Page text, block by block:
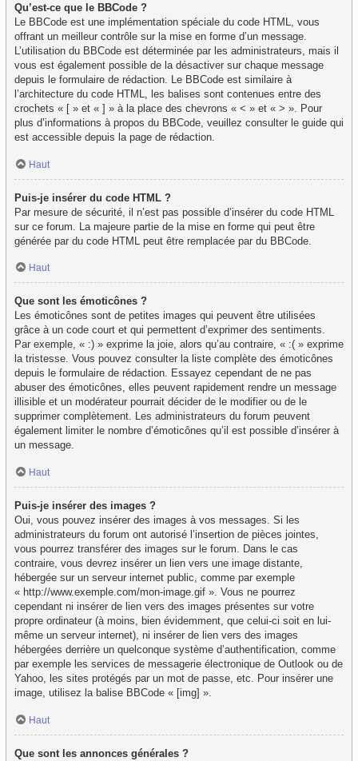
Qu’est-ce que le BBCode ?
Le BBCode est une implémentation spéciale du code HTML, vous
offrant un meilleur contrôle sur la mise en forme d’un message.
L’utilisation du BBCode est déterminée par les administrateurs, mais il
vous est également possible de la désactiver sur chaque message
depuis le formulaire de rédaction. Le BBCode est similaire à
l’architecture du code HTML, les balises sont contenues entre des
crochets « [ » et « ] » à la place des chevrons « < » et « > ». Pour
plus d’informations à propos du BBCode, veuillez consulter le guide qui
est accessible depuis la page de rédaction.
Haut
Puis-je insérer du code HTML ?
Par mesure de sécurité, il n’est pas possible d’insérer du code HTML
sur ce forum. La majeure partie de la mise en forme qui peut être
générée par du code HTML peut être remplacée par du BBCode.
Haut
Que sont les émoticônes ?
Les émoticônes sont de petites images qui peuvent être utilisées
grâce à un code court et qui permettent d’exprimer des sentiments.
Par exemple, « :) » exprime la joie, alors qu’au contraire, « :( » exprime
la tristesse. Vous pouvez consulter la liste complète des émoticônes
depuis le formulaire de rédaction. Essayez cependant de ne pas
abuser des émoticônes, elles peuvent rapidement rendre un message
illisible et un modérateur pourrait décider de le modifier ou de le
supprimer complètement. Les administrateurs du forum peuvent
également limiter le nombre d’émoticônes qu’il est possible d’insérer à
un message.
Haut
Puis-je insérer des images ?
Oui, vous pouvez insérer des images à vos messages. Si les
administrateurs du forum ont autorisé l’insertion de pièces jointes,
vous pourrez transférer des images sur le forum. Dans le cas
contraire, vous devrez insérer un lien vers une image distante,
hébergée sur un serveur internet public, comme par exemple
« http://www.exemple.com/mon-image.gif ». Vous ne pourrez
cependant ni insérer de lien vers des images présentes sur votre
propre ordinateur (à moins, bien évidemment, que celui-ci soit en lui-
même un serveur internet), ni insérer de lien vers des images
hébergées derrière un quelconque système d’authentification, comme
par exemple les services de messagerie électronique de Outlook ou de
Yahoo, les sites protégés par un mot de passe, etc. Pour insérer une
image, utilisez la balise BBCode « [img] ».
Haut
Que sont les annonces générales ?